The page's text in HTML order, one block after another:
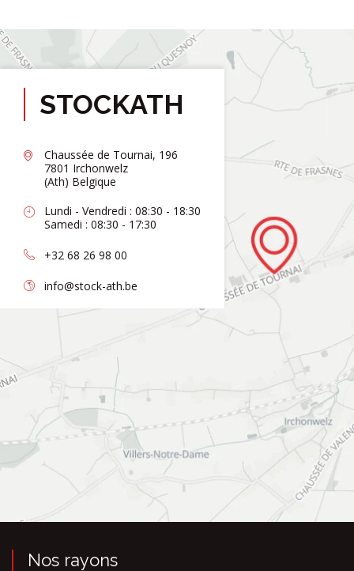
STOCKATH
Chaussée de Tournai, 196
7801 Irchonwelz
(Ath) Belgique
Lundi - Vendredi : 08:30 - 18:30
Samedi : 08:30 - 17:30
+32 68 26 98 00
info@stock-ath.be
Nos rayons